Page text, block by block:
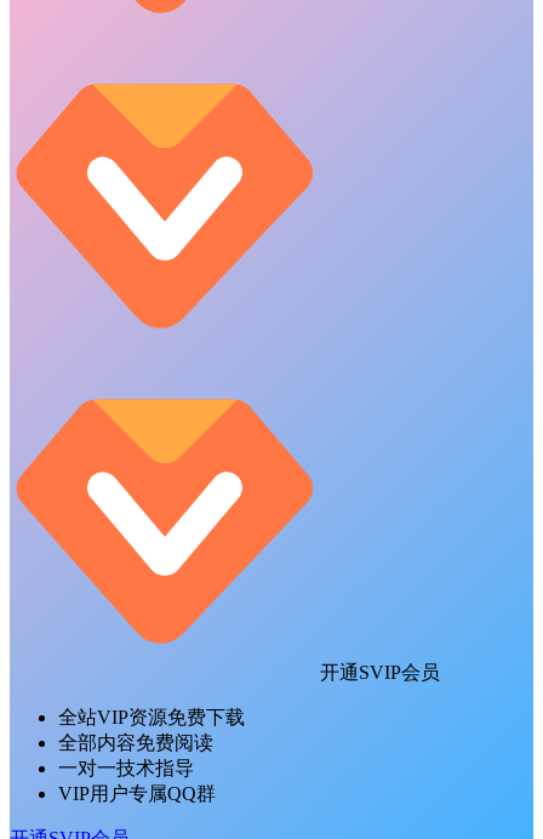
开通SVIP会员
全站VIP资源免费下载
全部内容免费阅读
一对一技术指导
VIP用户专属QQ群